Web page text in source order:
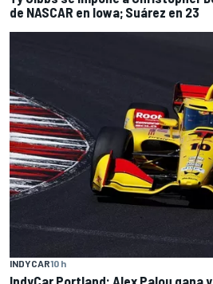
de NASCAR en Iowa; Suárez en 23
INDYCAR10 h